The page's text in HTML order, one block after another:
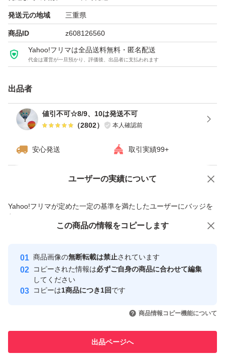
発送元の地域 三重県
商品ID z608126560
Yahoo!フリマは全品送料無料・匿名配送
代金は運営が一旦預かり、評価後、出品者に支払われます
出品者
値引不可☆8/9、10は発送不可
（2802） 本人確認前
安心発送 取引実績99+
ユーザーの実績について
Yahoo!フリマが定めた一定の基準を満たしたユーザーにバッジを
付与しています
安心取引出品者
心・安全なユーザーです
取引実績
引を完了させた実績があります
での取引実績があります
価格の相談 商品への質問
この商品の情報をコピーします
商品画像の無断転載は禁止されています
コピーされた情報は必ずご自身の商品に合わせて編集
してください
コピーは1商品につき1回です
商品情報コピー機能について
出品ページへ
この商品をみている人にオススメ